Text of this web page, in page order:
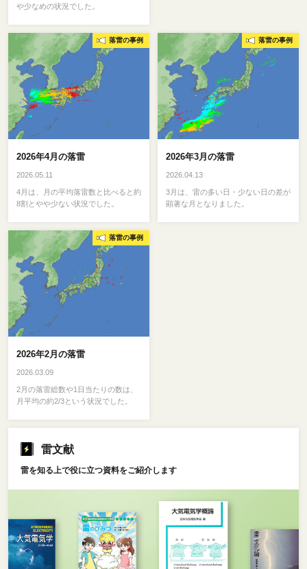
や少なめの状況でした。
落雷の事例
2026年4月の落雷
2026.05.11
4月は、月の平均落雷数と比べると約
8割とやや少ない状況でした。
落雷の事例
2026年3月の落雷
2026.04.13
3月は、雷の多い日・少ない日の差が
顕著な月となりました。
落雷の事例
2026年2月の落雷
2026.03.09
2月の落雷総数や1日当たりの数は、
月平均の約2/3という状況でした。
雷文献
雷を知る上で役に立つ資料をご紹介します